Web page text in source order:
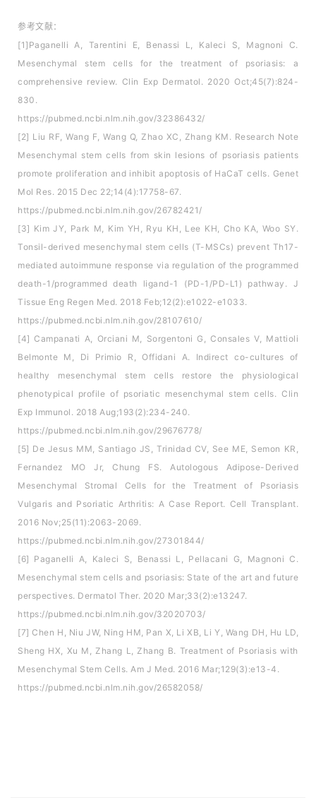
参考文献：
[1]Paganelli A, Tarentini E, Benassi L, Kaleci S, Magnoni C.
Mesenchymal stem cells for the treatment of psoriasis: a
comprehensive review. Clin Exp Dermatol. 2020 Oct;45(7):824-
830.
https://pubmed.ncbi.nlm.nih.gov/32386432/
[2] Liu RF, Wang F, Wang Q, Zhao XC, Zhang KM. Research Note
Mesenchymal stem cells from skin lesions of psoriasis patients
promote proliferation and inhibit apoptosis of HaCaT cells. Genet
Mol Res. 2015 Dec 22;14(4):17758-67.
https://pubmed.ncbi.nlm.nih.gov/26782421/
[3] Kim JY, Park M, Kim YH, Ryu KH, Lee KH, Cho KA, Woo SY.
Tonsil-derived mesenchymal stem cells (T-MSCs) prevent Th17-
mediated autoimmune response via regulation of the programmed
death-1/programmed death ligand-1 (PD-1/PD-L1) pathway. J
Tissue Eng Regen Med. 2018 Feb;12(2):e1022-e1033.
https://pubmed.ncbi.nlm.nih.gov/28107610/
[4] Campanati A, Orciani M, Sorgentoni G, Consales V, Mattioli
Belmonte M, Di Primio R, Offidani A. Indirect co-cultures of
healthy mesenchymal stem cells restore the physiological
phenotypical profile of psoriatic mesenchymal stem cells. Clin
Exp Immunol. 2018 Aug;193(2):234-240.
https://pubmed.ncbi.nlm.nih.gov/29676778/
[5] De Jesus MM, Santiago JS, Trinidad CV, See ME, Semon KR,
Fernandez MO Jr, Chung FS. Autologous Adipose-Derived
Mesenchymal Stromal Cells for the Treatment of Psoriasis
Vulgaris and Psoriatic Arthritis: A Case Report. Cell Transplant.
2016 Nov;25(11):2063-2069.
https://pubmed.ncbi.nlm.nih.gov/27301844/
[6] Paganelli A, Kaleci S, Benassi L, Pellacani G, Magnoni C.
Mesenchymal stem cells and psoriasis: State of the art and future
perspectives. Dermatol Ther. 2020 Mar;33(2):e13247.
https://pubmed.ncbi.nlm.nih.gov/32020703/
[7] Chen H, Niu JW, Ning HM, Pan X, Li XB, Li Y, Wang DH, Hu LD,
Sheng HX, Xu M, Zhang L, Zhang B. Treatment of Psoriasis with
Mesenchymal Stem Cells. Am J Med. 2016 Mar;129(3):e13-4.
https://pubmed.ncbi.nlm.nih.gov/26582058/